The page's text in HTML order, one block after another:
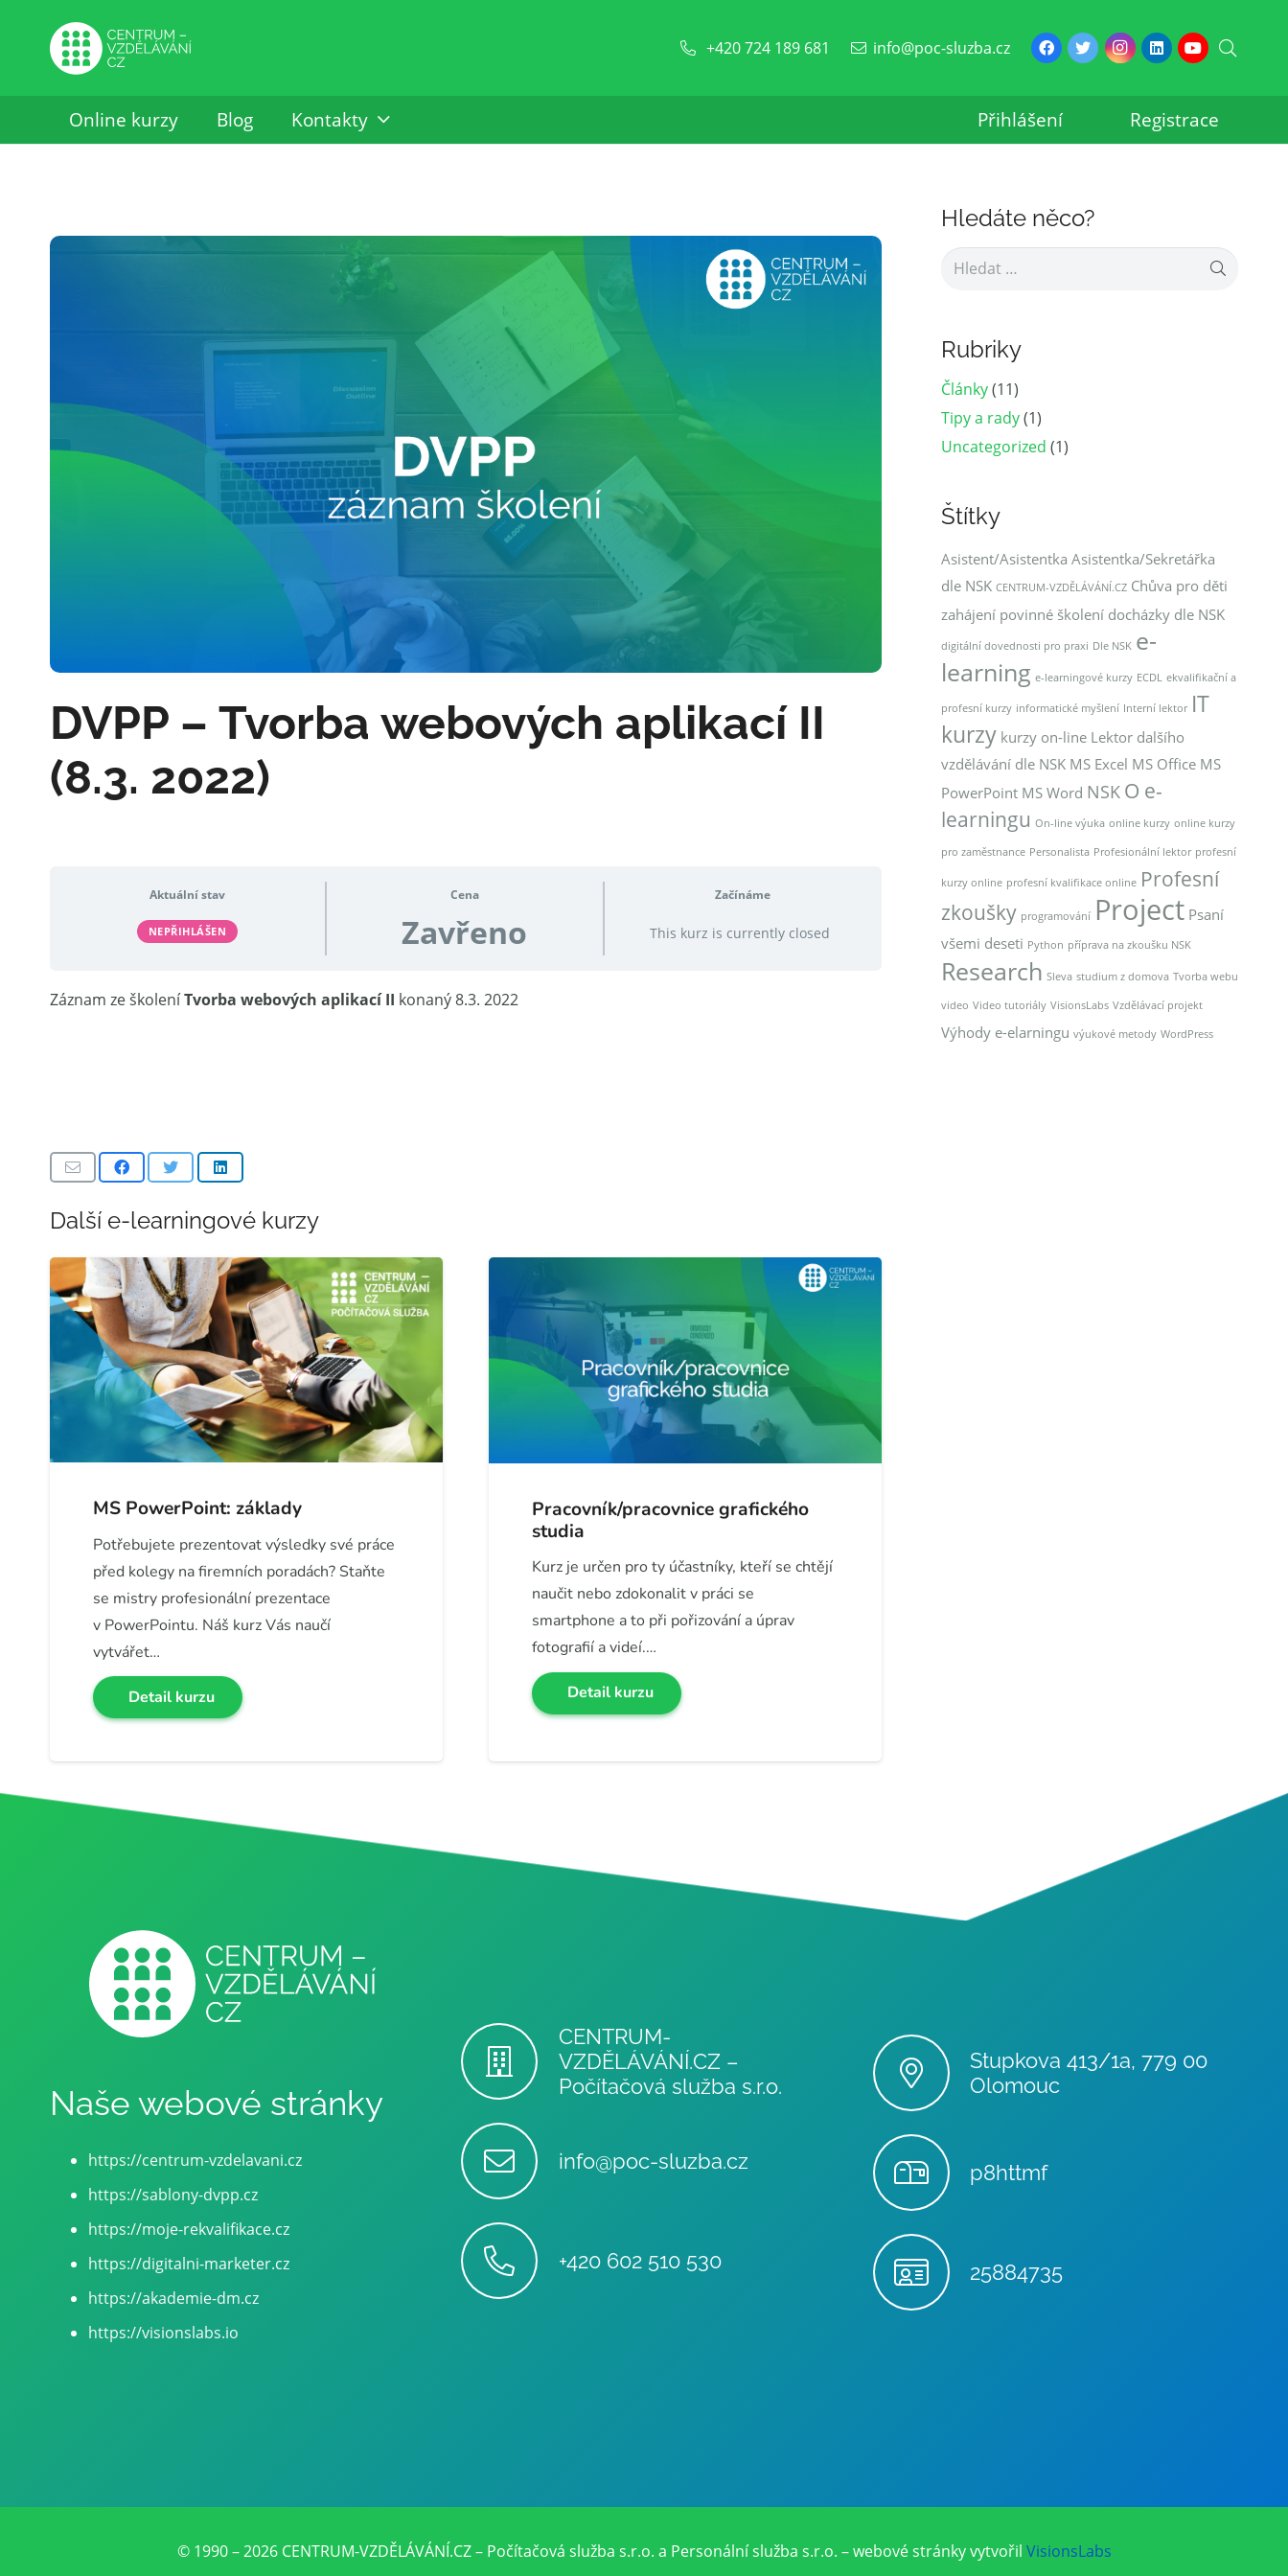
+420 724 189 681 info@poc-sluzba.cz
Online kurzy Blog Kontakty Přihlášení Registrace
DVPP – Tvorba webových aplikací II
(8.3. 2022)
Aktuální stav
NEPŘIHLÁŠEN
Cena
Zavřeno
Začínáme
This kurz is currently closed
Záznam ze školeníTvorba webových aplikací II konaný 8.3. 2022
Další e-learningové kurzy
MS PowerPoint: základy
Potřebujete prezentovat výsledky své práce
před kolegy na firemních poradách? Staňte
se mistry profesionální prezentace
v PowerPointu. Náš kurz Vás naučí
vytvářet…
Detail kurzu
Pracovník/pracovnice grafického
studia
Kurz je určen pro ty účastníky, kteří se chtějí
naučit nebo zdokonalit v práci se
smartphone a to při pořizování a úprav
fotografií a videí.…
Detail kurzu
Hledáte něco?
Vyhledávání
Rubriky
Články(11)
Tipy a rady(1)
Uncategorized (1)
Štítky
Asistent/Asistentka Asistentka/Sekretářka
dle NSK CENTRUM-VZDĚLÁVÁNÍ.CZ Chůva pro děti
zahájení povinné školení docházky dle NSK
digitální dovednosti pro praxi Dle NSK e-
learning e-learningové kurzy ECDL ekvalifikační a
profesní kurzy informatické myšlení Interní lektor IT
kurzy kurzy on-line Lektor dalšího
vzdělávání dle NSK MS Excel MS Office MS
PowerPoint MS Word NSK O e-
learningu On-line výuka online kurzy online kurzy
pro zaměstnance Personalista Profesionální lektor profesní
kurzy online profesní kvalifikace online Profesní
zkoušky programování Project Psaní
všemi deseti Python příprava na zkoušku NSK
Research Sleva studium z domova Tvorba webu
video Video tutoriály VisionsLabs Vzdělávací projekt
Výhody e-elarningu výukové metody WordPress
Naše webové stránky
https://centrum-vzdelavani.cz
https://sablony-dvpp.cz
https://moje-rekvalifikace.cz
https://digitalni-marketer.cz
https://akademie-dm.cz
https://visionslabs.io
CENTRUM-
VZDĚLÁVÁNÍ.CZ –
Počítačová služba s.r.o.
info@poc-sluzba.cz
+420 602 510 530
Stupkova 413/1a, 779 00
Olomouc
p8httmf
25884735
© 1990 – 2026 CENTRUM-VZDĚLÁVÁNÍ.CZ – Počítačová služba s.r.o. a Personální služba s.r.o. – webové stránky vytvořil VisionsLabs